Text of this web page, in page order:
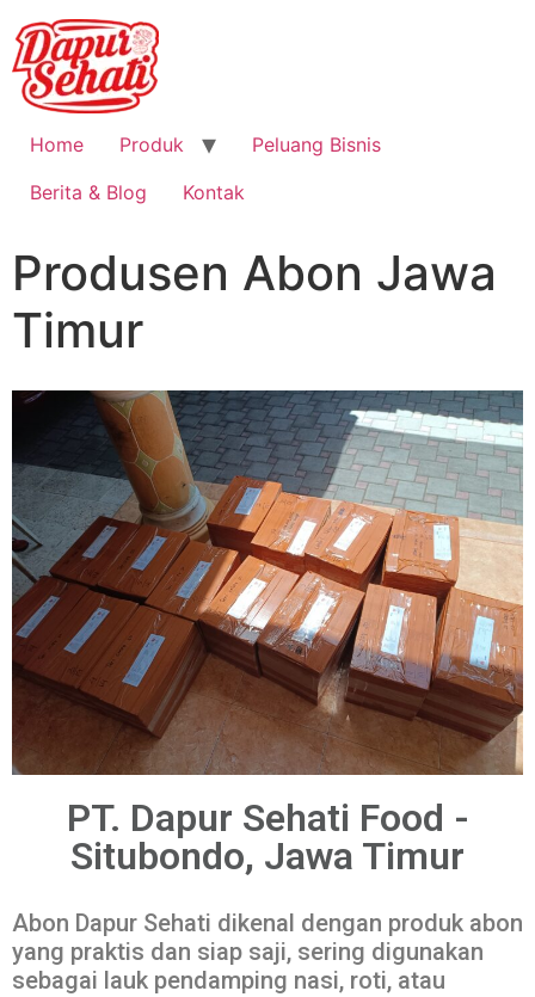
Home Produk
Peluang Bisnis
Berita & Blog
Kontak
Produsen Abon Jawa
Timur
PT. Dapur Sehati Food -
Situbondo, Jawa Timur
Abon Dapur Sehati dikenal dengan produk abon
yang praktis dan siap saji, sering digunakan
sebagai lauk pendamping nasi, roti, atau